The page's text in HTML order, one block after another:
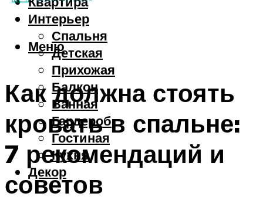
Интерьер
Спальня
Детская
Прихожая
Балкон
Ванная
Гардероб
Гостиная
Кухня
Декор
Меню
Как должна стоять
кровать в спальне:
7 рекомендаций и
советов